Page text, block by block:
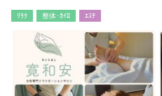
ﾘﾗｸ 整体･ｶｲﾛ ｴｽﾃ